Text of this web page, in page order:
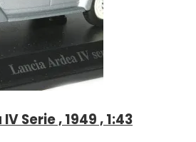
Serie , 1949 , 1:43